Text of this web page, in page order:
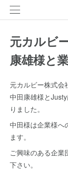
元カルビ
康雄様と
元カルビー株式会
中田康雄様と
りました。
中田様は企業様へ
ます。
ご興味のある企業
下さい。